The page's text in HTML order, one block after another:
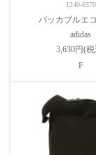
1240-6370
パッカブルエ
adidas
3,630円(
F